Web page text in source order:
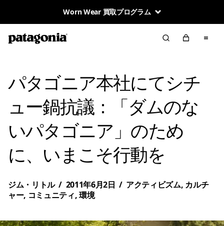
地球が私たちの唯一の株主
パタゴニア本社にてシチ
ュー鍋抗議：「ダムのな
いパタゴニア」のため
に、いまこそ行動を
ジム・リトル / 2011年6月2日 / アクティビズム, カルチ
ャー, コミュニティ,環境